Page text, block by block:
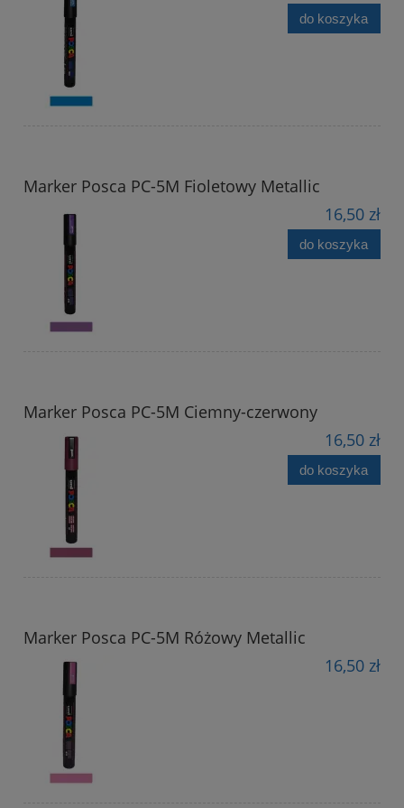
do koszyka
Marker Posca PC-5M Fioletowy Metallic
16,50 zł
do koszyka
Marker Posca PC-5M Ciemny-czerwony
16,50 zł
do koszyka
Marker Posca PC-5M Różowy Metallic
16,50 zł